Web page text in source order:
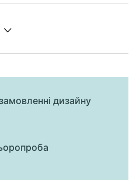
дизайну